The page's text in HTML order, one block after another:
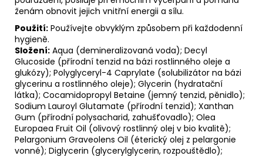
ženám obnovit jejich vnitřní energii a sílu.
Použití: Používejte obvyklým způsobem při každodenní
hygieně.
Složení: Aqua (demineralizovaná voda); Decyl
Glucoside (přírodní tenzid na bázi rostlinného oleje a
glukózy); Polyglyceryl-4 Caprylate (solubilizátor na bázi
glycerinu a rostlinného oleje); Glycerin (hydratační
látka); Cocamidopropyl Betaine (jemný tenzid, pěnidlo);
Sodium Lauroyl Glutamate (přírodní tenzid); Xanthan
Gum (přírodní polysacharid, zahušťovadlo); Olea
Europaea Fruit Oil (olivový rostlinný olej v bio kvalitě);
Pelargonium Graveolens Oil (éterický olej z pelargonie
vonné); Diglycerin (glycerylglycerin, rozpouštědlo);